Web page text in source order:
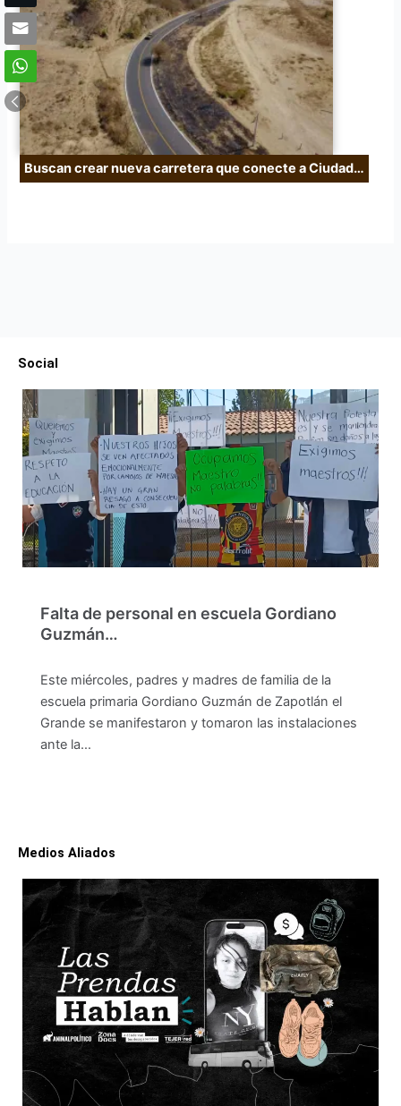
Buscan crear nueva carretera que conecte a Ciudad…
Social
Falta de personal en escuela Gordiano
Guzmán…
Este miércoles, padres y madres de familia de la
escuela primaria Gordiano Guzmán de Zapotlán el
Grande se manifestaron y tomaron las instalaciones
ante la…
Medios Aliados